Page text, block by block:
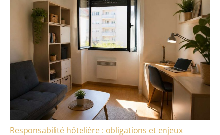
Responsabilité hôtelière : obligations et enjeux